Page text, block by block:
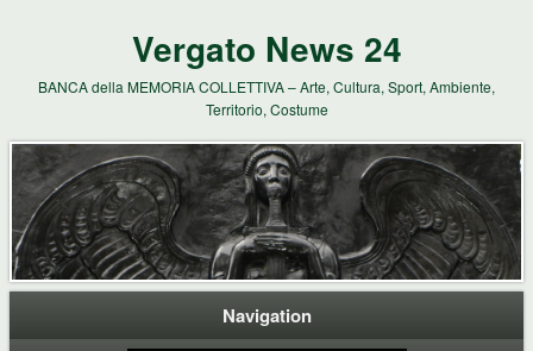
Vergato News 24
BANCA della MEMORIA COLLETTIVA – Arte, Cultura, Sport, Ambiente,
Territorio, Costume
Navigation